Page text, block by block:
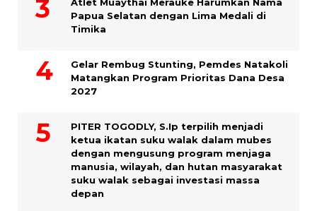
Papua Selatan dengan Lima Medali di
Timika
Gelar Rembug Stunting, Pemdes Natakoli
Matangkan Program Prioritas Dana Desa
2027
PITER TOGODLY, S.Ip terpilih menjadi
ketua ikatan suku walak dalam mubes
dengan mengusung program menjaga
manusia, wilayah, dan hutan masyarakat
suku walak sebagai investasi massa
depan